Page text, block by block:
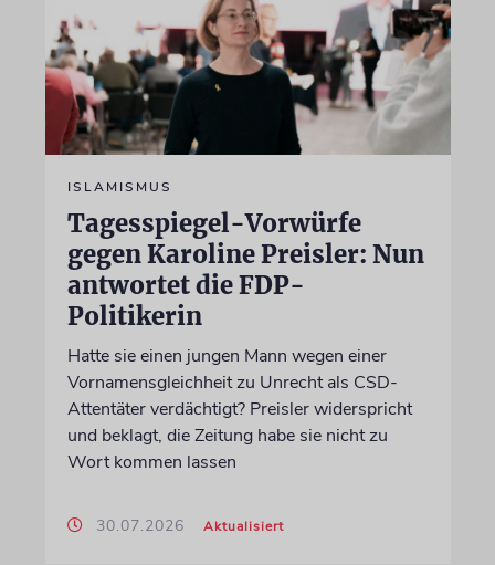
ISLAMISMUS
Tagesspiegel-Vorwürfe
gegen Karoline Preisler: Nun
antwortet die FDP-
Politikerin
Hatte sie einen jungen Mann wegen einer
Vornamensgleichheit zu Unrecht als CSD-
Attentäter verdächtigt? Preisler widerspricht
und beklagt, die Zeitung habe sie nicht zu
Wort kommen lassen
30.07.2026 Aktualisiert